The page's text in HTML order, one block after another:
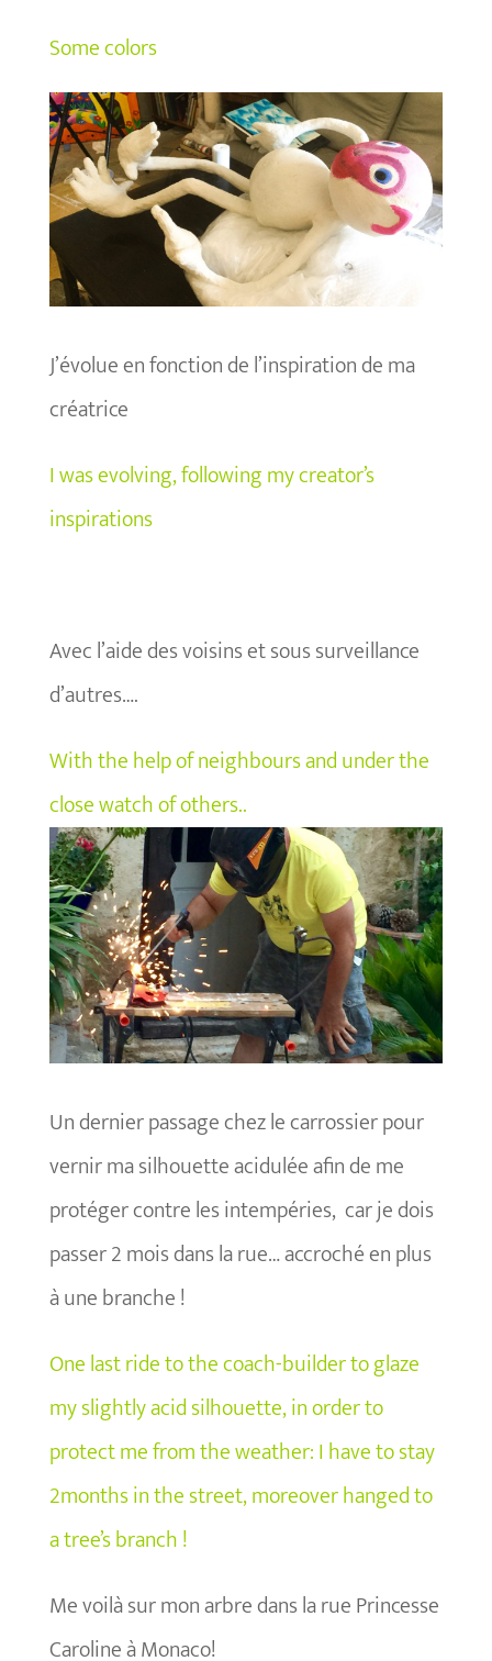
Some colors
J’évolue en fonction de l’inspiration de ma
créatrice
I was evolving, following my creator’s
inspirations
Avec l’aide des voisins et sous surveillance
d’autres….
With the help of neighbours and under the
close watch of others..
Un dernier passage chez le carrossier pour
vernir ma silhouette acidulée afin de me
protéger contre les intempéries, car je dois
passer 2 mois dans la rue… accroché en plus
à une branche !
One last ride to the coach-builder to glaze
my slightly acid silhouette, in order to
protect me from the weather: I have to stay
2months in the street, moreover hanged to
a tree’s branch !
Me voilà sur mon arbre dans la rue Princesse
Caroline à Monaco!